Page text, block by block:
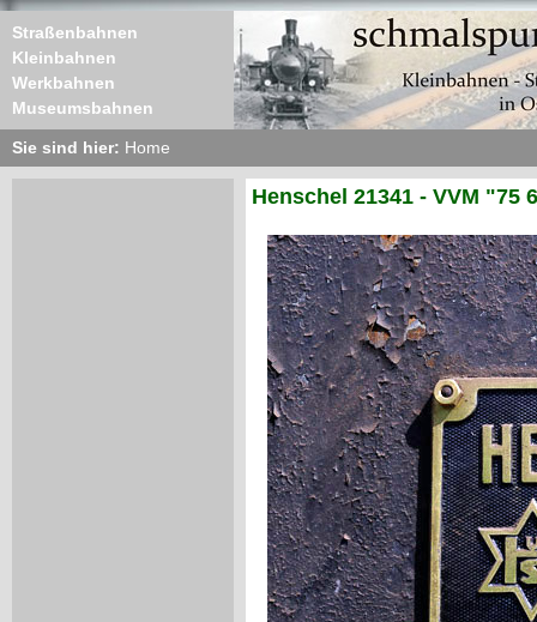
Straßenbahnen
Kleinbahnen
Werkbahnen
Museumsbahnen
Sie sind hier: Home
Henschel 21341 - VVM "75